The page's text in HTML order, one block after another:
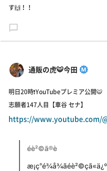
す🙌！！
通販の虎🐯今田
明日20時❗️YouTubeプレミア公開🐯
志願者147人目【車谷 セナ】
https://www.youtube.com/
éè²©ã®è